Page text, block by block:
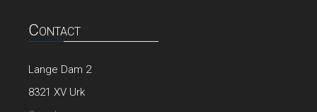
Contact
Lange Dam 2
8321 XV Urk